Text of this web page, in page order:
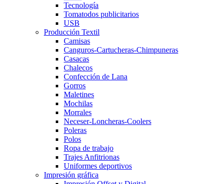
Tecnología
Tomatodos publicitarios
USB
Producción Textil
Camisas
Canguros-Cartucheras-Chimpuneras
Casacas
Chalecos
Confección de Lana
Gorros
Maletines
Mochilas
Morrales
Neceser-Loncheras-Coolers
Poleras
Polos
Ropa de trabajo
Trajes Anfitrionas
Uniformes deportivos
Impresión gráfica